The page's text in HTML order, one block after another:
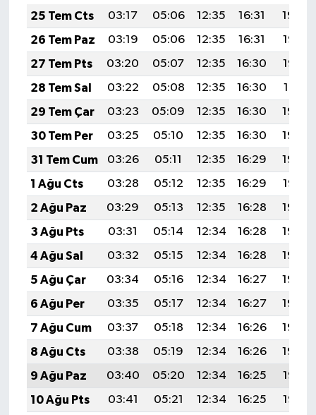
25 Tem Cts
03:17 05:06 12:35 16:31
19:54
26 Tem Paz
03:19 05:06 12:35 16:31
19:53
27 Tem Pts
03:20 05:07 12:35 16:30
19:52
28 Tem Sal
03:22 05:08 12:35 16:30
19:51
29 Tem Çar
03:23 05:09 12:35 16:30
19:50
30 Tem Per
03:25 05:10 12:35 16:30
19:49
31 Tem Cum
03:26 05:11 12:35 16:29
19:48
1 Ağu Cts
03:28 05:12 12:35 16:29
19:47
2 Ağu Paz
03:29 05:13 12:35 16:28
19:46
3 Ağu Pts
03:31 05:14 12:34 16:28
19:45
4 Ağu Sal
03:32 05:15 12:34 16:28
19:44
5 Ağu Çar
03:34 05:16 12:34 16:27
19:43
6 Ağu Per
03:35 05:17 12:34 16:27
19:42
7 Ağu Cum
03:37 05:18 12:34 16:26
19:40
8 Ağu Cts
03:38 05:19 12:34 16:26
19:39
9 Ağu Paz
03:40 05:20 12:34 16:25
19:38
10 Ağu Pts
03:41 05:21 12:34 16:25
19:37